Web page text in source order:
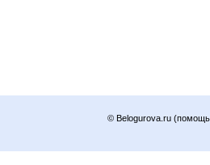
© Belogurova.ru (помощь